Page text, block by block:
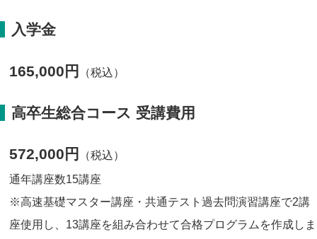
入学金
165,000円 （税込）
高卒生総合コース 受講費用
572,000円
（税込）
通年講座数15講座
※高速基礎マスター講座・共通テスト過去問演習講座で2講
座使用し、13講座を組み合わせて合格プログラムを作成しま